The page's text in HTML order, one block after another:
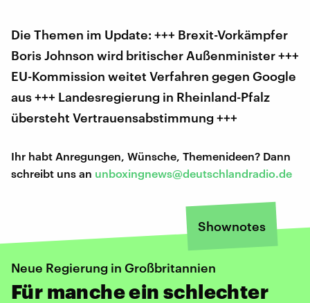
Die Themen im Update: +++ Brexit-Vorkämpfer
Boris Johnson wird britischer Außenminister +++
EU-Kommission weitet Verfahren gegen Google
aus +++ Landesregierung in Rheinland-Pfalz
übersteht Vertrauensabstimmung +++
Ihr habt Anregungen, Wünsche, Themenideen? Dann
schreibt uns an unboxingnews@deutschlandradio.de
Shownotes
Neue Regierung in Großbritannien
Für manche ein schlechter